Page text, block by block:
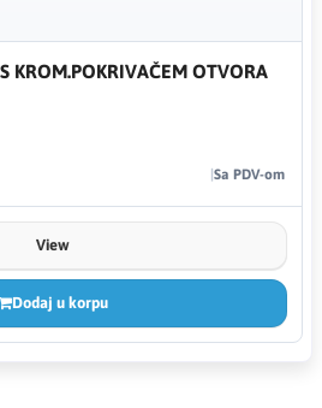
KROM.POKRIVAČEM OTVORA
Sa PDV-om
View
Dodaj u korpu